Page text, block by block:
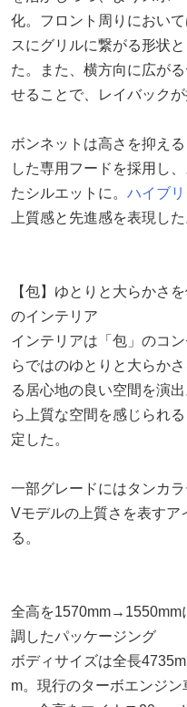
化。フロント周りにおい
スにグリルに繋がる形状
た。また、横方向に広が
せることで、レイバック
ボンネットは高さを抑え
した専用フードを採用し
たシルエットに。 ハイブリ
上質感と先進感を表現した
【包】ゆとりと大らかさ
のインテリア
インテリアは「包」のコ
らではのゆとりと大らか
る居心地の良い空間を演
ら上質な空間を感じられ
定した。
一部グレードにはタンカ
Vモデルの上質さを表すア
る。
全高を1570mm→1550mm
調したパッケージング
ボディサイズは全長
m。現行のターボエンジ